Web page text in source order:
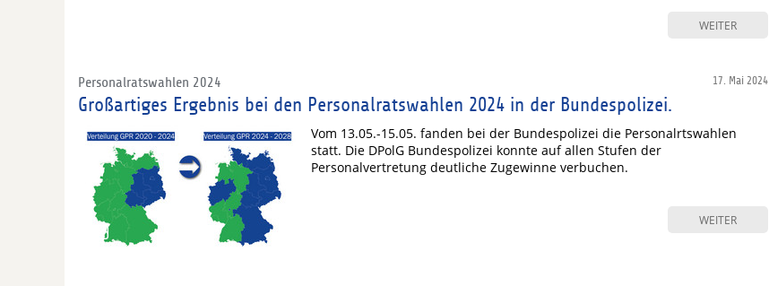
WEITER
17. Mai 2024
Personalratswahlen 2024
Großartiges Ergebnis bei den Personalratswahlen 2024 in der Bundespolizei.
Vom 13.05.-15.05. fanden bei der Bundespolizei die Personalrtswahlen
statt. Die DPolG Bundespolizei konnte auf allen Stufen der
Personalvertretung deutliche Zugewinne verbuchen.
WEITER